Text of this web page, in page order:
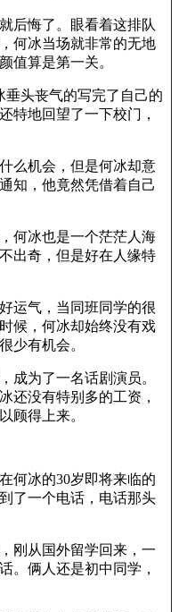
后悔了。眼看着这排队
何冰当场就非常的无地
值算是第一关。
垂头丧气的写完了自己的
特地回望了一下校门，
么机会，但是何冰却意
知，他竟然凭借着自己
何冰也是一个茫茫人海
出奇，但是好在人缘特
运气，当同班同学的很
候，何冰却始终没有戏
少有机会。
成为了一名话剧演员。
还没有特别多的工资，
顾得上来。
何冰的30岁即将来临的
了一个电话，电话那头
刚从国外留学回来，一
。俩人还是初中同学，